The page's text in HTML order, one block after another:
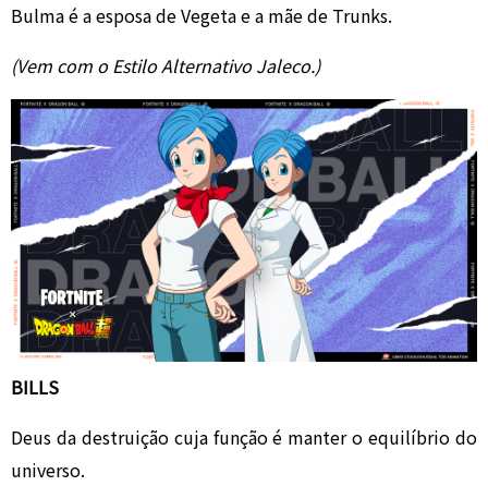
Bulma é a esposa de Vegeta e a mãe de Trunks.
(Vem com o Estilo Alternativo Jaleco.)
BILLS
Deus da destruição cuja função é manter o equilíbrio do
universo.